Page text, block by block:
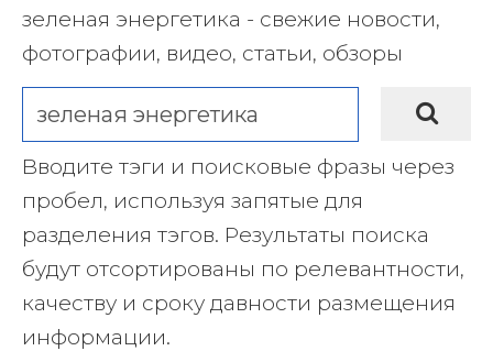
зеленая энергетика - свежие новости,
фотографии, видео, статьи, обзоры
Вводите тэги и поисковые фразы через
пробел, используя запятые для
разделения тэгов. Результаты поиска
будут отсортированы по релевантности,
качеству и сроку давности размещения
информации.